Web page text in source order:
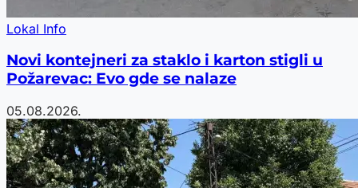
Lokal Info
Novi kontejneri za staklo i karton stigli u
Požarevac: Evo gde se nalaze
05.08.2026.